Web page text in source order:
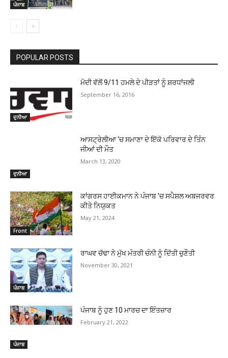
ਪੰਜਾਬ
POPULAR POSTS
ਦੁਨੀਆ
ਮੋਦੀ ਵੱਲੋਂ 9/11 ਹਮਲੇ ਦੇ ਪੀੜਤਾਂ ਨੂੰ ਸ਼ਰਧਾਂਜਲੀ
September 16, 2016
ਦੁਨੀਆ
ਆਸਟ੍ਰੇਲੀਆ ‘ਚ ਸਮਾਣਾ ਦੇ ਇੱਕੋ ਪਰਿਵਾਰ ਦੇ ਤਿੰਨ
ਜੀਆਂ ਦੀ ਮੌਤ
March 13, 2020
Front
ਕਾਂਗਰਸ ਹਾਈਕਮਾਨ ਨੇ ਪੰਜਾਬ ’ਚ ਸਪੈਸ਼ਲ ਅਬਜਰਵਰ
ਕੀਤੇ ਨਿਯੁਕਤ
May 21, 2024
ਪੰਜਾਬ
ਰਾਘਵ ਚੱਢਾ ਨੇ ਮੁੱਖ ਮੰਤਰੀ ਚੰਨੀ ਨੂੰ ਦਿੱਤੀ ਚੁਣੌਤੀ
November 30, 2021
ਪੰਜਾਬ
ਪੰਜਾਬ ਨੂੰ ਹੁਣ 10 ਮਾਰਚ ਦਾ ਇੰਤਜ਼ਾਰ
February 21, 2022